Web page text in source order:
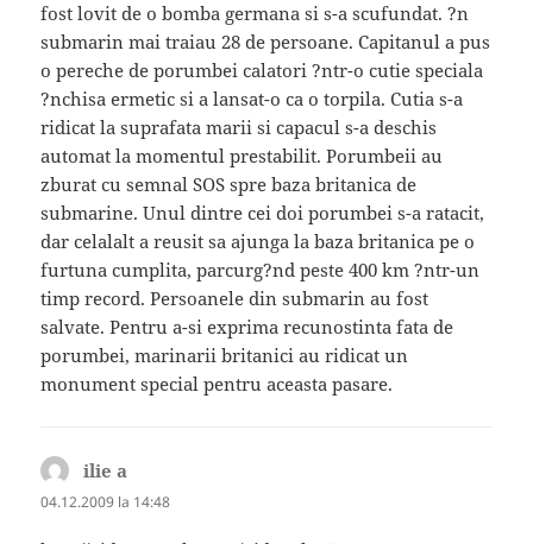
fost lovit de o bomba germana si s-a scufundat. ?n
submarin mai traiau 28 de persoane. Capitanul a pus
o pereche de porumbei calatori ?ntr-o cutie speciala
?nchisa ermetic si a lansat-o ca o torpila. Cutia s-a
ridicat la suprafata marii si capacul s-a deschis
automat la momentul prestabilit. Porumbeii au
zburat cu semnal SOS spre baza britanica de
submarine. Unul dintre cei doi porumbei s-a ratacit,
dar celalalt a reusit sa ajunga la baza britanica pe o
furtuna cumplita, parcurg?nd peste 400 km ?ntr-un
timp record. Persoanele din submarin au fost
salvate. Pentru a-si exprima recunostinta fata de
porumbei, marinarii britanici au ridicat un
monument special pentru aceasta pasare.
ilie a
04.12.2009 la 14:48